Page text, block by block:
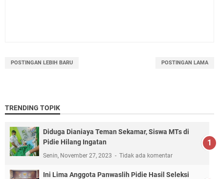
POSTINGAN LEBIH BARU POSTINGAN LAMA
TRENDING TOPIK
Diduga Dianiaya Teman Sekamar, Siswa MTs di
Pidie Hilang Ingatan
Senin, November 27, 2023 Tidak ada komentar
Ini Lima Anggota Panwaslih Pidie Hasil Seleksi